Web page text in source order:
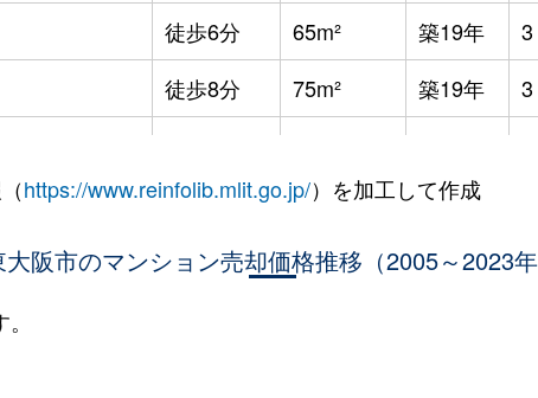
徒歩6分 65m² 築19年 3
徒歩8分 75m² 築19年 3
徒歩4分 65m² 築27年
徒歩15分 90m² 築42年 4
https://www.reinfolib.mlit.go.jp/）を加工して作成
大阪市のマンション売却価格推移（2005～2023年